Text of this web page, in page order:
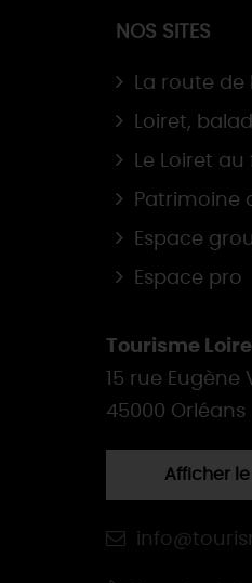
NOS SITES
La route de
Loiret,
Le Loiret au
Patrimoine
Espace
Espace pro
Tourisme
15 rue Eugène
45000 Orléans
Afficher